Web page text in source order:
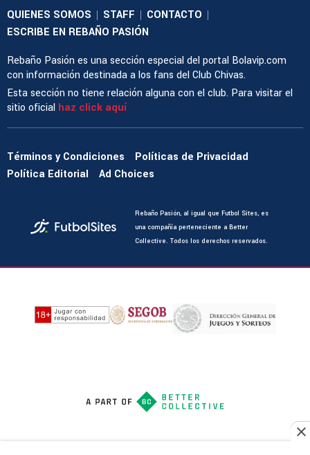
QUIENES SOMOS | STAFF | CONTACTO |
ESCRIBE EN REBAÑO PASIÓN
Rebaño Pasión es una sección especial del portal Bolavip.com
con información destinada a los fans del Club Chivas.
Esta sección no tiene relación alguna con el club. Para visitar el
sitio oficial haz click aquí
Términos y Condiciones
Políticas de Privacidad
Política Editorial
Ad Choices
Rebaño Pasión, al igual que Futbol Sites, es
una compañía perteneciente a Better
Collective. Todos los derechos reservados.